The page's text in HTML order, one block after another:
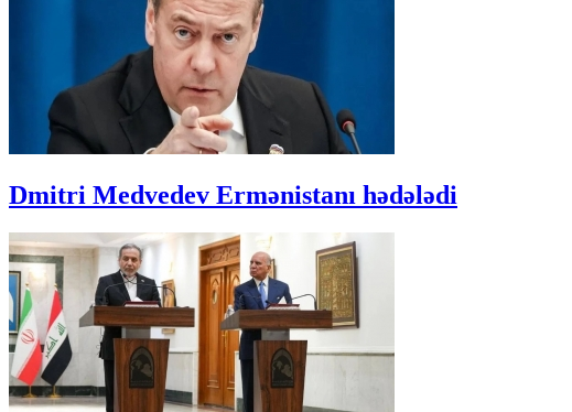
Dmitri Medvedev Ermənistanı hədələdi